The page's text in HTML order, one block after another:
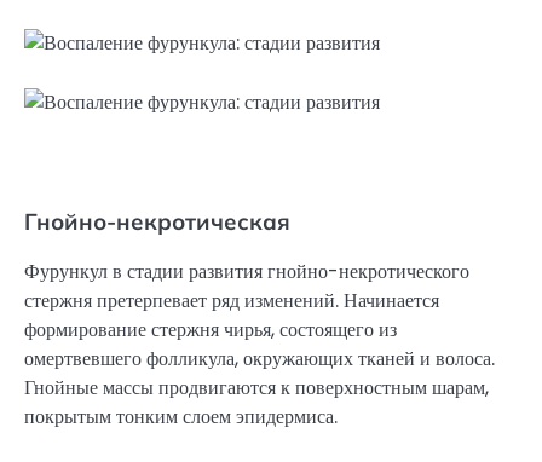
Гнойно-некротическая
Фурункул в стадии развития гнойно-некротического
стержня претерпевает ряд изменений. Начинается
формирование стержня чирья, состоящего из
омертвевшего фолликула, окружающих тканей и волоса.
Гнойные массы продвигаются к поверхностным шарам,
покрытым тонким слоем эпидермиса.